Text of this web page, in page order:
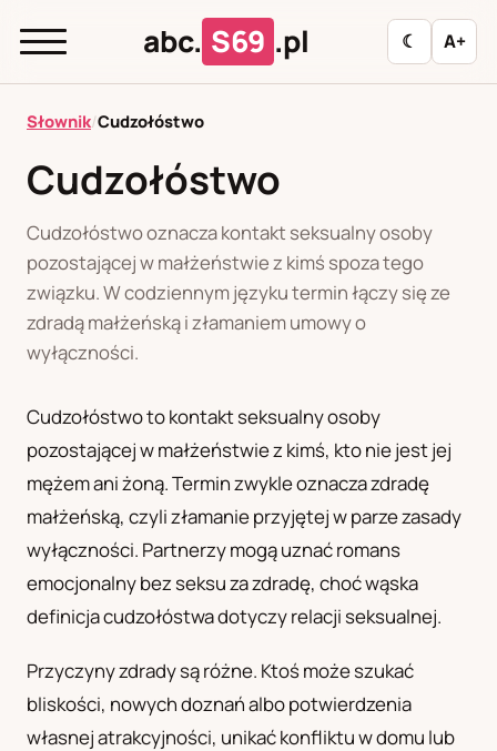
abc. S69 .pl ☾ A+
abc.
J
K L M N O P R
S
T
U W Z Ł
PL
Polski Русский
UA
Українська
Słownik/Cudzołóstwo
Cudzołóstwo
Cudzołóstwo oznacza kontakt seksualny osoby
pozostającej w małżeństwie z kimś spoza tego
związku. W codziennym języku termin łączy się ze
zdradą małżeńską i złamaniem umowy o
wyłączności.
Cudzołóstwo to kontakt seksualny osoby
pozostającej w małżeństwie z kimś, kto nie jest jej
mężem ani żoną. Termin zwykle oznacza zdradę
małżeńską, czyli złamanie przyjętej w parze zasady
wyłączności. Partnerzy mogą uznać romans
emocjonalny bez seksu za zdradę, choć wąska
definicja cudzołóstwa dotyczy relacji seksualnej.
Przyczyny zdrady są różne. Ktoś może szukać
bliskości, nowych doznań albo potwierdzenia
własnej atrakcyjności, unikać konfliktu w domu lub